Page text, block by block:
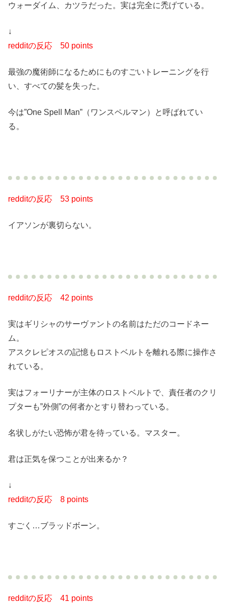
ウォーダイム、カツラだった。実は完全に禿げている。
↓
redditの反応 50 points
最強の魔術師になるためにものすごいトレーニングを行
い、すべての髪を失った。
今は”One Spell Man”（ワンスペルマン）と呼ばれてい
る。
redditの反応 53 points
イアソンが裏切らない。
redditの反応 42 points
実はギリシャのサーヴァントの名前はただのコードネー
ム。
アスクレピオスの記憶もロストベルトを離れる際に操作さ
れている。
実はフォーリナーが主体のロストベルトで、責任者のクリ
プターも”外側”の何者かとすり替わっている。
名状しがたい恐怖が君を待っている。マスター。
君は正気を保つことが出来るか？
↓
redditの反応 8 points
すごく…ブラッドボーン。
redditの反応 41 points